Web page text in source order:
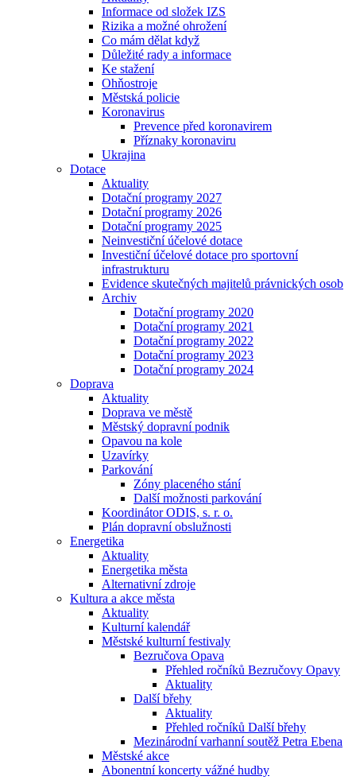
Informace od složek IZS
Rizika a možné ohrožení
Co mám dělat když
Důležité rady a informace
Ke stažení
Ohňostroje
Městská policie
Koronavirus
Prevence před koronavirem
Příznaky koronaviru
Ukrajina
Dotace
Aktuality
Dotační programy 2027
Dotační programy 2026
Dotační programy 2025
Neinvestiční účelové dotace
Investiční účelové dotace pro sportovní
infrastrukturu
Evidence skutečných majitelů právnických osob
Archiv
Dotační programy 2020
Dotační programy 2021
Dotační programy 2022
Dotační programy 2023
Dotační programy 2024
Doprava
Aktuality
Doprava ve městě
Městský dopravní podnik
Opavou na kole
Uzavírky
Parkování
Zóny placeného stání
Další možnosti parkování
Koordinátor ODIS, s. r. o.
Plán dopravní obslužnosti
Energetika
Aktuality
Energetika města
Alternativní zdroje
Kultura a akce města
Aktuality
Kulturní kalendář
Městské kulturní festivaly
Bezručova Opava
Přehled ročníků Bezručovy Opavy
Aktuality
Další břehy
Aktuality
Přehled ročníků Další břehy
Mezinárodní varhanní soutěž Petra Ebena
Městské akce
Abonentní koncerty vážné hudby